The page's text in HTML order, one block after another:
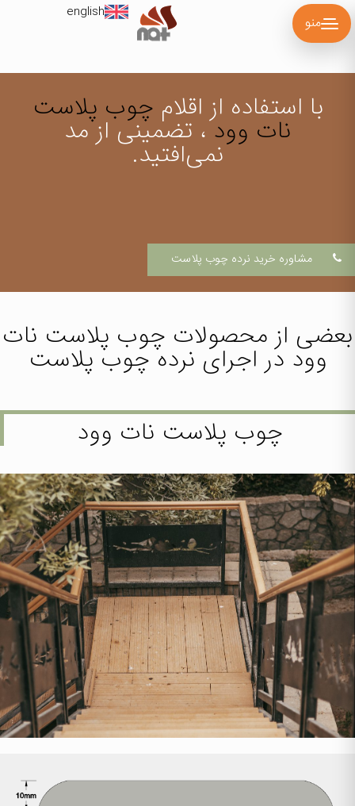
منو
english
با استفاده از اقلام چوب پلاست
نات وود، تضمینی از مد
نمی‌افتید.
مشاوره خرید نرده چوب پلاست
بعضی از محصولات چوب پلاست نات
وود در اجرای نرده چوب پلاست
چوب پلاست نات وود